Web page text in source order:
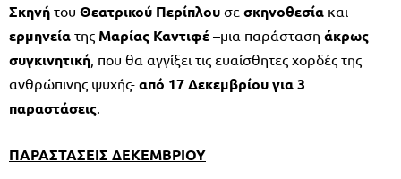
Σκηνή του Θεατρικού Περίπλου σε σκηνοθεσία και
ερμηνεία της Μαρίας Καντιφέ –μια παράσταση άκρως
συγκινητική , που θα αγγίξει τις ευαίσθητες χορδές της
ανθρώπινης ψυχής- από 17 Δεκεμβρίου για 3
παραστάσεις
ΠΑΡΑΣΤΑΣΕΙΣ ΔΕΚΕΜΒΡΙΟΥ